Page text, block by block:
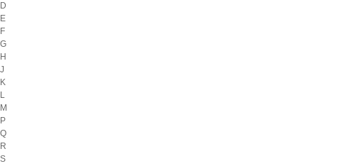
D
E
F
G
H
J
K
L
M
P
Q
R
S